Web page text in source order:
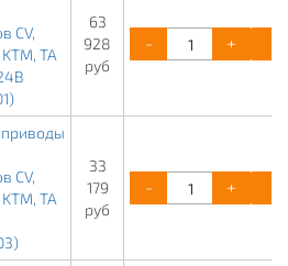
CV,
TA
63
928
руб
- +
CV,
TA
33
179
руб
- +